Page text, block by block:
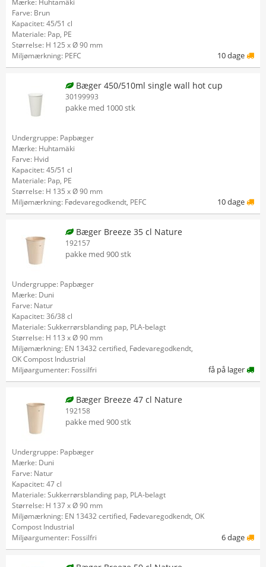
Mærke: Huhtamäki
Farve: Brun
Kapacitet: 45/51 cl
Materiale: Pap, PE
Størrelse: H 125 x Ø 90 mm
Miljømærkning: PEFC
10 dage
Bæger 450/510ml single wall hot cup
30199993
pakke med 1000 stk
Undergruppe: Papbæger
Mærke: Huhtamäki
Farve: Hvid
Kapacitet: 45/51 cl
Materiale: Pap, PE
Størrelse: H 135 x Ø 90 mm
Miljømærkning: Fødevaregodkendt, PEFC
10 dage
Bæger Breeze 35 cl Nature
192157
pakke med 900 stk
Undergruppe: Papbæger
Mærke: Duni
Farve: Natur
Kapacitet: 36/38 cl
Materiale: Sukkerrørsblanding pap, PLA-belagt
Størrelse: H 113 x Ø 90 mm
Miljømærkning: EN 13432 certified, Fødevaregodkendt,
OK Compost Industrial
Miljøargumenter: Fossilfri
få på lager
Bæger Breeze 47 cl Nature
192158
pakke med 900 stk
Undergruppe: Papbæger
Mærke: Duni
Farve: Natur
Kapacitet: 47 cl
Materiale: Sukkerrørsblanding pap, PLA-belagt
Størrelse: H 137 x Ø 90 mm
Miljømærkning: EN 13432 certified, Fødevaregodkendt, OK
Compost Industrial
Miljøargumenter: Fossilfri
6 dage